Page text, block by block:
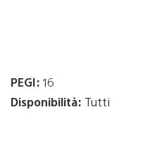
PEGI: 16
Disponibilità: Tutti